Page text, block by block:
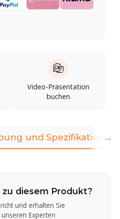
Video-Präsentation
buchen
und Spezifikationen
zu diesem Produkt?
und erhalten Sie
Experten
→